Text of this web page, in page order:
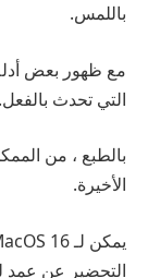
باللمس.
التي تحدث بالفعل.
بالطبع ، من
الأخيرة.
التحضير عن عمد